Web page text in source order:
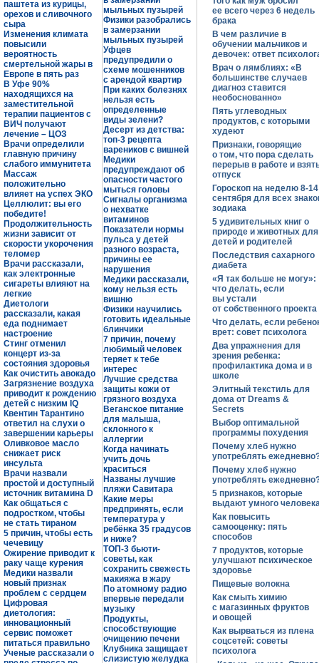
ее всего через 6 недель
брака
В чем различие в
обучении мальчиков и
девочек: ответ
Врач о лямблиях: «В
большинстве случаев
диагноз ставится
необоснованно»
Пять углеводных
продуктов, с которыми
худеют
Признаки, говорящие
о том, что пора сделать
перерыв в работе и
отпуск
Гороскоп на неделю 8-14
сентября для всех
зодиака
5 удивительных книг о
природе и животных для
детей и родителей
Последствия сахарного
диабета
«Я так больше не могу»:
что делать, если
вы устали
от собственного проекта
Что делать, если
врет: совет психолога
Два упражнения для
зрения ребенка:
профилактика дома и в
школе
Элитный текстиль для
дома от Dreams &
Secrets
Выбор оптимальной
программы похудения
Почему хлеб нужно
употреблять
Почему хлеб нужно
употреблять
5 признаков, которые
выдают умного
Как повысить
самооценку: пять
способов
7 продуктов, которые
улучшают психическое
здоровье
Пищевые волокна
Как смыть химию
с магазинных фруктов
и овощей
Как вырваться из плена
соцсетей: советы
психолога
паштета из курицы,
орехов и сливочного
сыра
Изменения климата
повысили
вероятность
смертельной жары в
Европе в пять раз
В Уфе 90%
находящихся на
заместительной
терапии пациентов с
ВИЧ получают
лечение – ЦОЗ
Врачи определили
главную причину
слабого иммунитета
Массаж
положительно
влияет на успех ЭКО
Целлюлит: вы его
победите!
Продолжительность
жизни зависит от
скорости укорочения
теломер
Врачи рассказали,
как электронные
сигареты влияют на
легкие
Диетологи
рассказали, какая
еда поднимает
настроение
Стинг отменил
концерт из-за
состояния здоровья
Как очистить авокадо
Загрязнение воздуха
приводит к рождению
детей с низким IQ
Квентин Тарантино
ответил на слухи о
завершении карьеры
Оливковое масло
снижает риск
инсульта
Врачи назвали
простой и доступный
источник витамина D
Как общаться с
подростком, чтобы
не стать тираном
5 причин, чтобы есть
чечевицу
Ожирение приводит к
раку чаще курения
Медики назвали
новый признак
проблем с сердцем
Цифровая
диетология:
инновационный
сервис поможет
питаться правильно
Ученые рассказали о
мыльных пузырей
Физики разобрались
в замерзании
мыльных пузырей
Уфцев
предупредили о
схеме мошенников
с арендой квартир
При каких болезнях
нельзя есть
определенные
виды зелени?
Десерт из детства:
топ-3 рецепта
вареников с вишней
Медики
предупреждают об
опасности частого
мыться головы
Сигналы организма
о нехватке
витаминов
Показатели нормы
пульса у детей
разного возраста,
причины ее
нарушения
Медики рассказали,
кому нельзя есть
вишню
Физики научились
готовить идеальные
блинчики
7 причин, почему
любимый человек
теряет к тебе
интерес
Лучшие средства
защиты кожи от
грязного воздуха
Веганское питание
для малыша,
склонного к
аллергии
Когда начинать
учить дочь
краситься
Названы лучшие
пляжи Савитара
Какие меры
предпринять, если
температура у
ребёнка 35 градусов
и ниже?
ТОП-3 бьюти-
советы, как
сохранить свежесть
макияжа в жару
По атомному радио
впервые передали
музыку
Продукты,
способствующие
очищению печени
Клубника защищает
слизистую желудка